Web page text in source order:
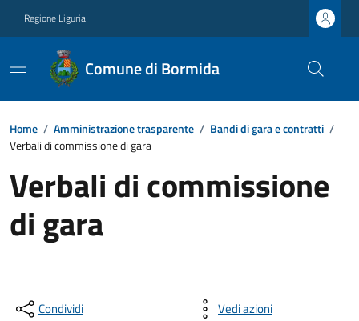
Regione Liguria
Comune di Bormida
Home / Amministrazione trasparente / Bandi di gara e contratti /
Verbali di commissione di gara
Verbali di commissione
di gara
Condividi Vedi azioni